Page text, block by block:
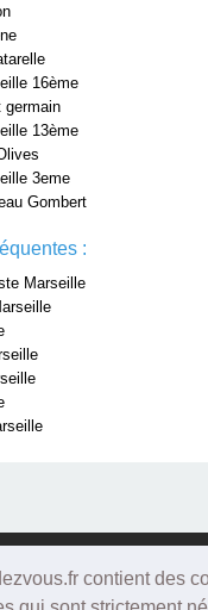
contient des
16ème
germain
13ème
3eme
Gombert
:
Marseille
Doc